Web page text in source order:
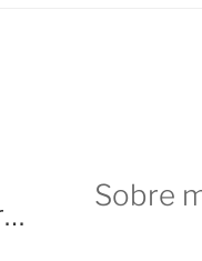
Sobre